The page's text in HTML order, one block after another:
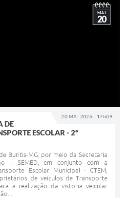
20 MAI 2026 - 17h09
MAI
20
DE
ESCOLAR - 2º
Buritis-MG, por meio da Secretaria
– SEMED, em conjunto com a
Escolar Municipal - CTEM,
de veículos de Transporte
a realização da vistoria veicular